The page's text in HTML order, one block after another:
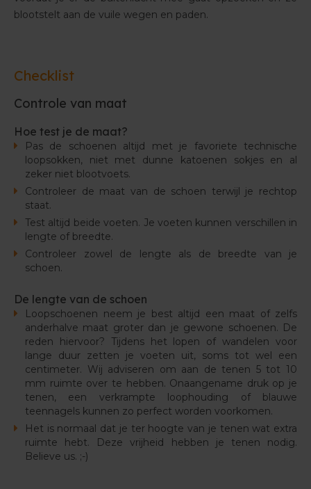
blootstelt aan de vuile wegen en paden.
Checklist
Controle van maat
Hoe test je de maat?
Pas de schoenen altijd met je favoriete technische
loopsokken, niet met dunne katoenen sokjes en al
zeker niet blootvoets.
Controleer de maat van de schoen terwijl je rechtop
staat.
Test altijd beide voeten. Je voeten kunnen verschillen in
lengte of breedte.
Controleer zowel de lengte als de breedte van je
schoen.
De lengte van de schoen
Loopschoenen neem je best altijd een maat of zelfs
anderhalve maat groter dan je gewone schoenen. De
reden hiervoor? Tijdens het lopen of wandelen voor
lange duur zetten je voeten uit, soms tot wel een
centimeter. Wij adviseren om aan de tenen 5 tot 10
mm ruimte over te hebben. Onaangename druk op je
tenen, een verkrampte loophouding of blauwe
teennagels kunnen zo perfect worden voorkomen.
Het is normaal dat je ter hoogte van je tenen wat extra
ruimte hebt. Deze vrijheid hebben je tenen nodig.
Believe us. ;-)